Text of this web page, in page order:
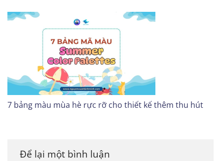
7 bảng màu mùa hè rực rỡ cho thiết kế thêm thu hút
Để lại một bình luận